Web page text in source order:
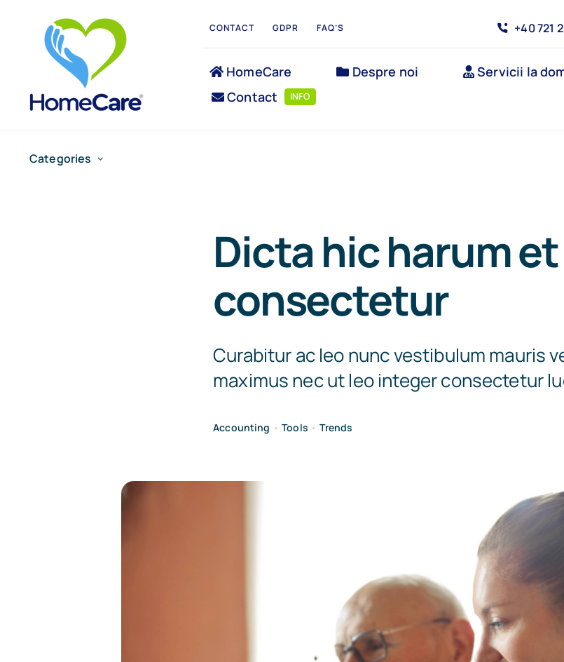
content
CONTACT GDPR FAQ’S +40 721
HomeCare Despre noi Servicii la
Contact
INFO
Categories
Dicta hic harum
consectetur
Curabitur ac leo nunc vestibulum mauris
maximus nec ut leo integer consectetur
Accounting •Tools •Trends